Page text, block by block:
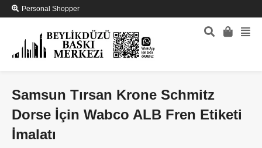
Personal Shopper
Samsun Tırsan Krone Schmitz
Dorse İçin Wabco ALB Fren Etiketi
İmalatı